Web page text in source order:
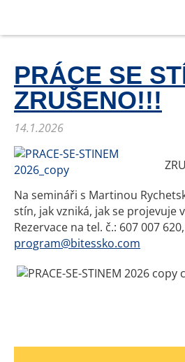
PRÁCE SE
ZRUŠENO!!!
14.1.2026
Na semináři s Martinou
stín, jak vzniká, jak se projevuje
Rezervace na tel. č.: 607 007
program@bitessko.com